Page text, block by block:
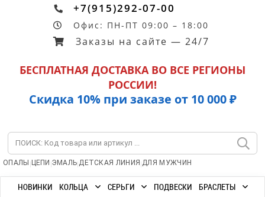
+7(915)292-07-00
Офис: ПН-ПТ 09:00 – 18:00
Заказы на сайте — 24/7
БЕСПЛАТНАЯ ДОСТАВКА ВО ВСЕ РЕГИОНЫ
РОССИИ!
Скидка 10% при заказе от 10 000 ₽
ОПАЛЫ | ЦЕПИ |ЭМАЛЬ|ДЕТСКАЯ ЛИНИЯ |ДЛЯ МУЖЧИН
НОВИНКИ КОЛЬЦА СЕРЬГИ ПОДВЕСКИ
БРАСЛЕТЫ